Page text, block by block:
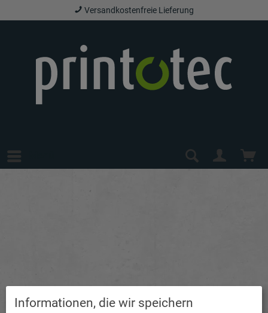
Versandkostenfreie Lieferung
Informationen, die wir speichern